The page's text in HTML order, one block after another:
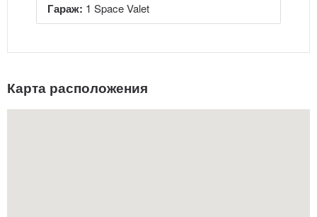
Гараж: 1 Space Valet
Карта расположения